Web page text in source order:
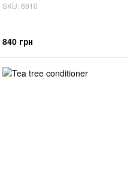
SKU: 6910
840 грн